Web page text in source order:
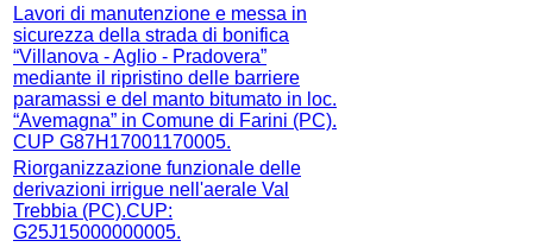
Lavori di manutenzione e messa in
sicurezza della strada di bonifica
“Villanova - Aglio - Pradovera”
mediante il ripristino delle barriere
paramassi e del manto bitumato in loc.
“Avemagna” in Comune di Farini (PC).
CUP G87H17001170005.
Riorganizzazione funzionale delle
derivazioni irrigue nell'aerale Val
Trebbia (PC).CUP:
G25J15000000005.